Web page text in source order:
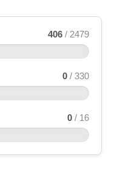
406 / 2479
0 / 330
0 / 16